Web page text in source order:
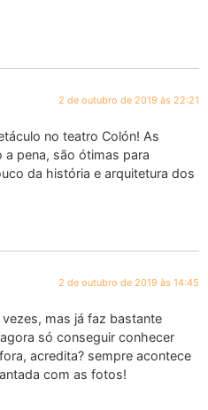
2 de outubro de 2019 às 22:21
no teatro Colón! As
pena, são ótimas para
da história e arquitetura dos
2 de outubro de 2019 às 14:45
mas já faz bastante
só conseguir conhecer
acredita? sempre acontece
com as fotos!